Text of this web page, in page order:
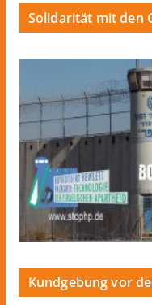
Solidarität mit den
Kundgebung vor